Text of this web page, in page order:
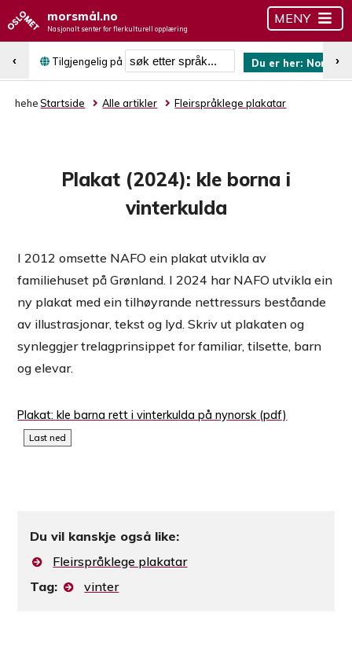
morsmål.no
Nasjonalt senter for flerkulturell opplæring
MENY
Tilgjengelig på
Søk etter språk
Du er her: Norsk
‹ ›
hehe Startside Alle artikler Fleirspråklege plakatar
Plakat (2024): kle borna i
vinterkulda
I 2012 omsette NAFO ein plakat utvikla av
familiehuset på Grønland. I 2024 har NAFO utvikla ein
ny plakat med ein tilhøyrande nettressurs beståande
av illustrasjonar, tekst og lyd. Skriv ut plakaten og
synleggjer trelagprinsippet for familiar, tilsette, barn
og elevar.
Plakat: kle barna rett i vinterkulda på nynorsk
Last ned
Du vil kanskje også like:
Fleirspråklege plakatar
Tag:
vinter